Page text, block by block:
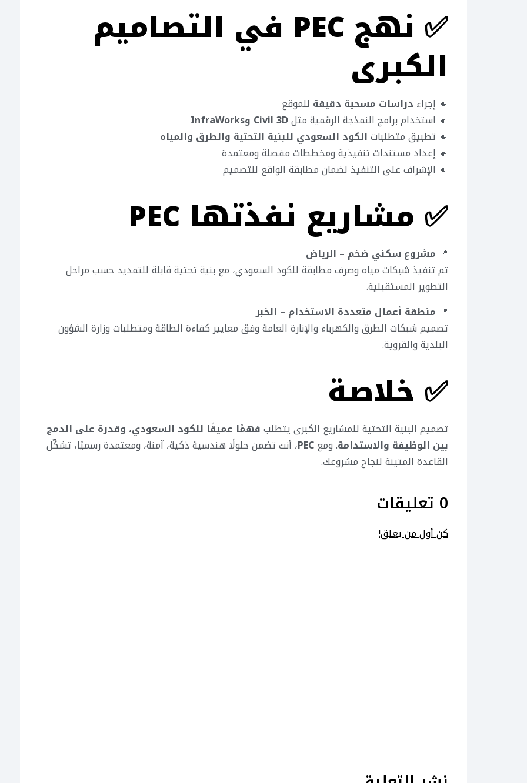
✅ نهج PEC في التصاميم
الكبرى
🔸 إجراء دراسات مسحية دقيقة للموقع
🔸 استخدام برامج النمذجة الرقمية مثلCivil 3D وInfraWorks
🔸 تطبيق متطلباتالكود السعودي للبنية التحتية والطرق والمياه
🔸 إعداد مستندات تنفيذية ومخططات مفصلة ومعتمدة
🔸 الإشراف على التنفيذ لضمان مطابقة الواقع للتصميم
✅ مشاريع نفذتها PEC
📍 مشروع سكني ضخم – الرياض
تم تنفيذ شبكات مياه وصرف مطابقة للكود السعودي، مع بنية تحتية قابلة للتمديد حسب مراحل
التطوير المستقبلية.
📍 منطقة أعمال متعددة الاستخدام – الخبر
تصميم شبكات الطرق والكهرباء والإنارة العامة وفق معايير كفاءة الطاقة ومتطلبات وزارة الشؤون
البلدية والقروية.
✅ خلاصة
تصميم البنية التحتية للمشاريع الكبرى يتطلبفهمًا عميقًا للكود السعودي، وقدرة على الدمج
بين الوظيفة والاستدامة. ومعPEC، أنت تضمن حلولًا هندسية ذكية، آمنة، ومعتمدة رسميًا، تشكّل
القاعدة المتينة لنجاح مشروعك.
0 تعليقات
كن أول من يعلق!